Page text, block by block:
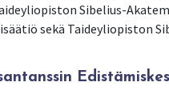
Sibelius-
sekä Taideyliopiston